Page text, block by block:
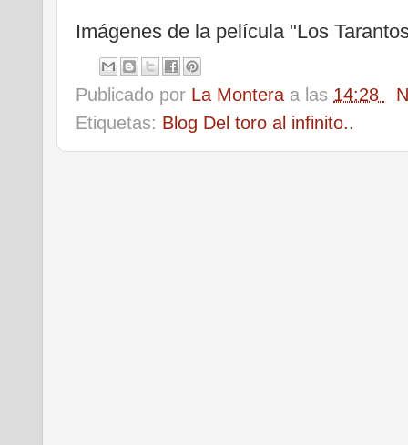
Imágenes de la película "Los
Publicado por La Montera a las 14:28
Etiquetas: Blog Del toro al infinito..